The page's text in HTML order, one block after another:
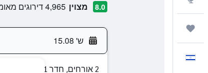
8.0 מצוין 4,965 דירוגים מאומתים
ש' 15.08
2 אורחים, חדר 1